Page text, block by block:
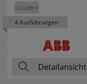
4 Ausführungen
Detailansicht